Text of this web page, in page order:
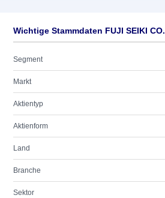
Wichtige Stammdaten FUJI SEIKI CO.
Segment
Markt
Aktientyp
Aktienform
Land
Branche
Sektor